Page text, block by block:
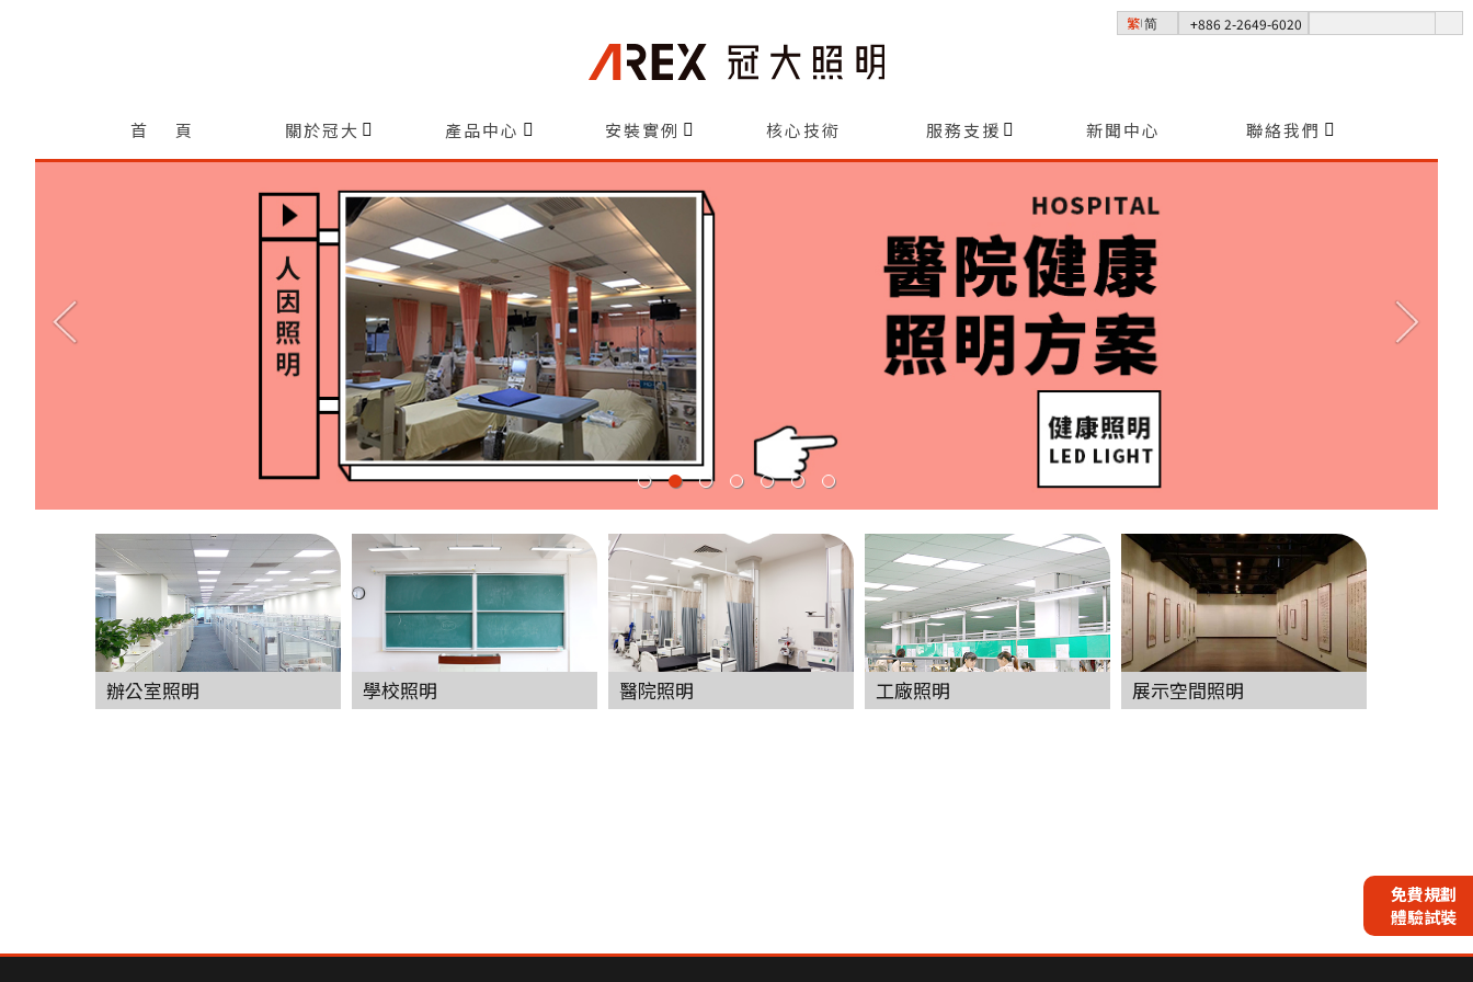
繁 简 +886 2-2649-6020
首 頁 關於冠大 產品中心 安裝實例 核心技術 服務支援 新聞中心 聯絡我們
辦公室照明 學校照明 醫院照明 工廠照明 展示空間照明
免費規劃
體驗試裝